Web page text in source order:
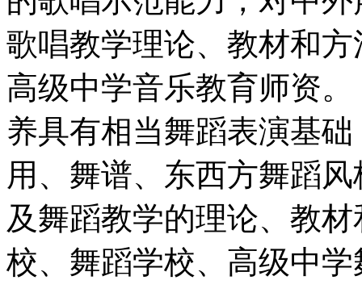
歌唱教学理论、教材和
高级中学音乐教育师资
养具有相当舞蹈表演基
用、舞谱、东西方舞蹈
及舞蹈教学的理论、教
校、舞蹈学校、高级中